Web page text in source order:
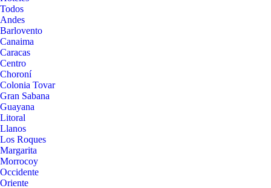
Todos
Andes
Barlovento
Canaima
Caracas
Centro
Choroní
Colonia Tovar
Gran Sabana
Guayana
Litoral
Llanos
Los Roques
Margarita
Morrocoy
Occidente
Oriente